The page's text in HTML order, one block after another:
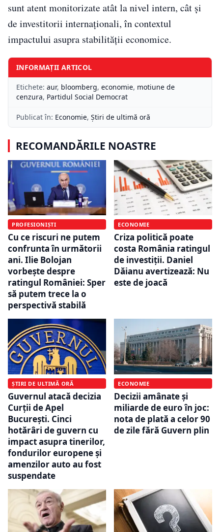
sunt atent monitorizate atât la nivel intern, cât și
de investitorii internaționali, în contextul
impactului asupra stabilității economice.
INFORMAȚII ARTICOL
Etichete: aur, bloomberg, economie, motiune de
cenzura, Partidul Social Democrat
Publicat în: Economie, Știri de ultimă oră
RECOMANDĂRILE NOASTRE
PROFESIONIȘTI
Cu ce riscuri ne putem
confrunta în următorii
ani. Ilie Bolojan
vorbește despre
ratingul României: Sper
să putem trece la o
perspectivă stabilă
ECONOMIE
Criza politică poate
costa România ratingul
de investiții. Daniel
Dăianu avertizează: Nu
este de joacă
ȘTIRI DE ULTIMĂ ORĂ
Guvernul atacă decizia
Curții de Apel
București. Cinci
hotărâri de guvern cu
impact asupra tinerilor,
fondurilor europene și
amenzilor auto au fost
suspendate
ECONOMIE
Decizii amânate și
miliarde de euro în joc:
nota de plată a celor 90
de zile fără Guvern plin